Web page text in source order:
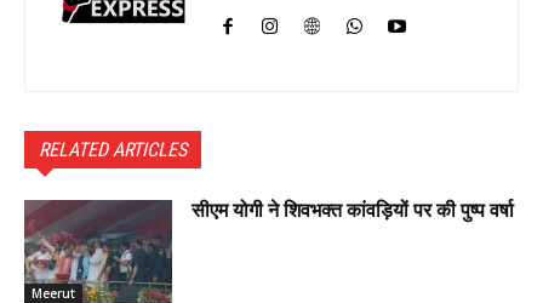
RELATED ARTICLES
Meerut
सीएम योगी ने शिवभक्त कांवड़ियों पर की पुष्प वर्षा